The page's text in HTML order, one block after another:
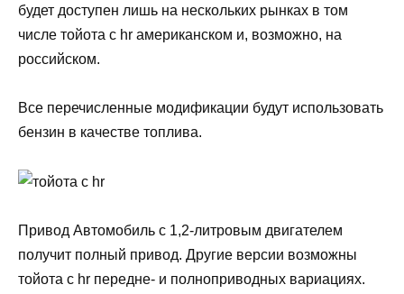
будет доступен лишь на нескольких рынках в том
числе тойота с hr американском и, возможно, на
российском.
Все перечисленные модификации будут использовать
бензин в качестве топлива.
Привод Автомобиль с 1,2-литровым двигателем
получит полный привод. Другие версии возможны
тойота с hr передне- и полноприводных вариациях.